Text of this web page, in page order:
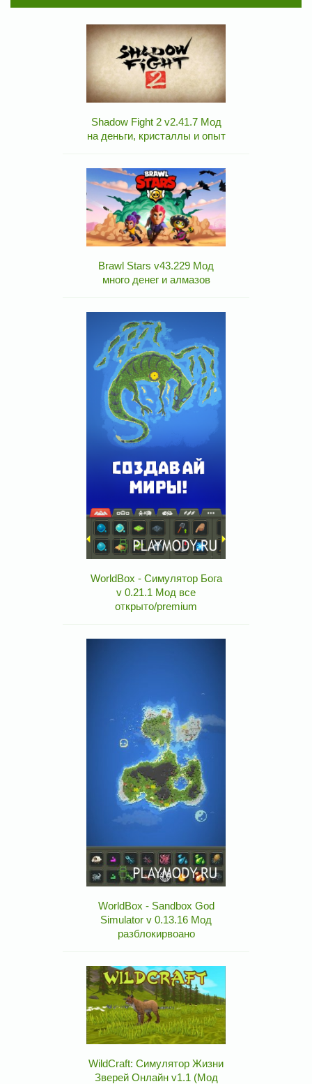
Shadow Fight 2 v2.41.7 Мод
на деньги, кристаллы и опыт
Brawl Stars v43.229 Мод
много денег и алмазов
WorldBox - Симулятор Бога
v 0.21.1 Мод все
открыто/premium
WorldBox - Sandbox God
Simulator v 0.13.16 Мод
разблокирвоано
WildCraft: Симулятор Жизни
Зверей Онлайн v1.1 (Мод